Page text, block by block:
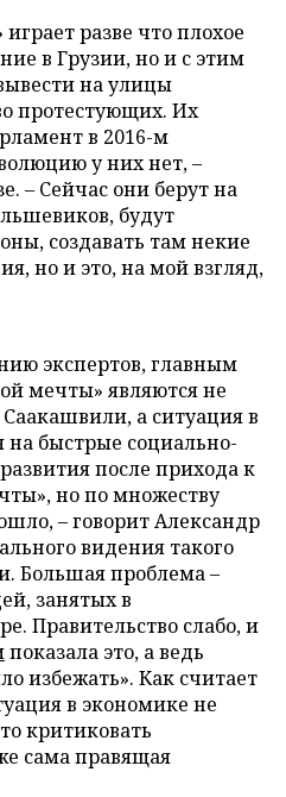
разве что плохое
в Грузии, но и с этим
на улицы
протестующих. Их
в 2016-м
у них нет, –
– Сейчас они берут на
будут
создавать там некие
но и это, на мой взгляд,
экспертов, главным
мечты» являются не
а ситуация в
на быстрые социально-
после прихода к
но по множеству
– говорит Александр
видения такого
Большая проблема –
занятых в
Правительство слабо, и
показала это, а ведь
избежать». Как считает
в экономике не
критиковать
сама правящая